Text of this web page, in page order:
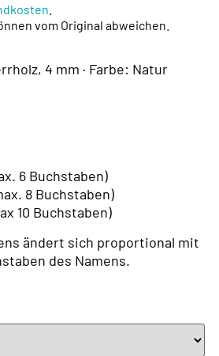
vom Original abweichen.
4 mm · Farbe: Natur
6 Buchstaben)
8 Buchstaben)
10 Buchstaben)
ändert sich proportional mit
des Namens.